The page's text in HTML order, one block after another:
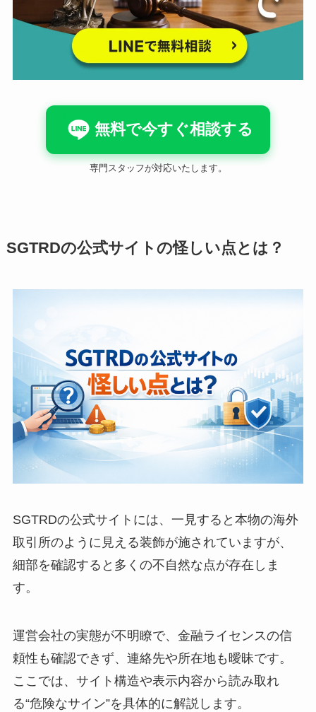
無料で今すぐ相談する
専門スタッフが対応いたします。
SGTRDの公式サイトの怪しい点とは？
SGTRDの公式サイトには、一見すると本物の海外
取引所のように見える装飾が施されていますが、
細部を確認すると多くの不自然な点が存在しま
す。
運営会社の実態が不明瞭で、金融ライセンスの信
頼性も確認できず、連絡先や所在地も曖昧です。
ここでは、サイト構造や表示内容から読み取れ
る“危険なサイン”を具体的に解説します。